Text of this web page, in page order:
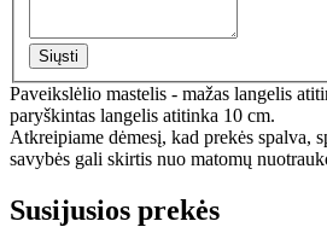
Siųsti
Paveikslėlio mastelis - mažas langelis
paryškintas langelis atitinka 10 cm.
Atkreipiame dėmesį, kad prekės spalva,
savybės gali skirtis nuo matomų
Susijusios prekės